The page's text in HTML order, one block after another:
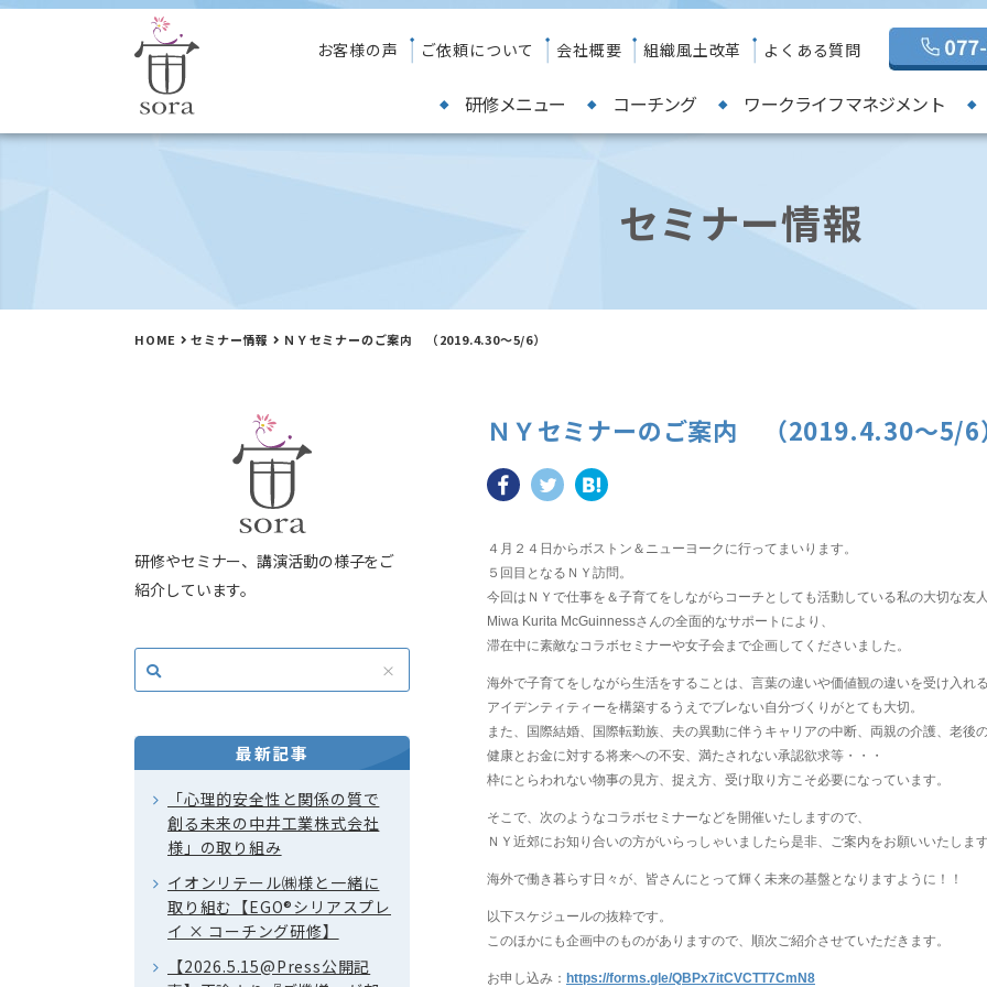
お客様の声 ご依頼について 会社概要 組織風土改革 よくある質問
研修メニュー コーチング ワークライフマネジメント
セミナー情報
HOME セミナー情報 ＮＹセミナーのご案内 （2019.4.30～5/6）
ＮＹセミナーのご案内 （2019.4.30～5/6
４月２４日からボストン＆ニューヨークに行ってまいります。
５回目となるＮＹ訪問。
今回はＮＹで仕事を＆子育てをしながらコーチとしても活動している私の大切な友人
Miwa Kurita McGuinnessさんの全面的なサポートにより、
滞在中に素敵なコラボセミナーや女子会まで企画してくださいました。
海外で子育てをしながら生活をすることは、言葉の違いや価値観の違いを受け入れ
アイデンティティーを構築するうえでブレない自分づくりがとても大切。
また、国際結婚、国際転勤族、夫の異動に伴うキャリアの中断、両親の介護、老後の
健康とお金に対する将来への不安、満たされない承認欲求等・・・
枠にとらわれない物事の見方、捉え方、受け取り方こそ必要になっています。
そこで、次のようなコラボセミナーなどを開催いたしますので、
ＮＹ近郊にお知り合いの方がいらっしゃいましたら是非、ご案内をお願いいたします
海外で働き暮らす日々が、皆さんにとって輝く未来の基盤となりますように！！
以下スケジュールの抜粋です。
このほかにも企画中のものがありますので、順次ご紹介させていただきます。
お申し込み： https://forms.gle/QBPx7itCVCTT7CmN8
研修やセミナー、講演活動の様子をご
紹介しています。
最新記事
「心理的安全性と関係の質で
創る未来の中井工業株式会社
様」の取り組み
イオンリテール㈱様と一緒に
取り組む【EGO®シリアスプレ
イ × コーチング研修】
【2026.5.15@Press公開記